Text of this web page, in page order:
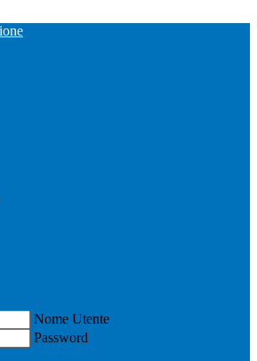
Nome Utente
Password